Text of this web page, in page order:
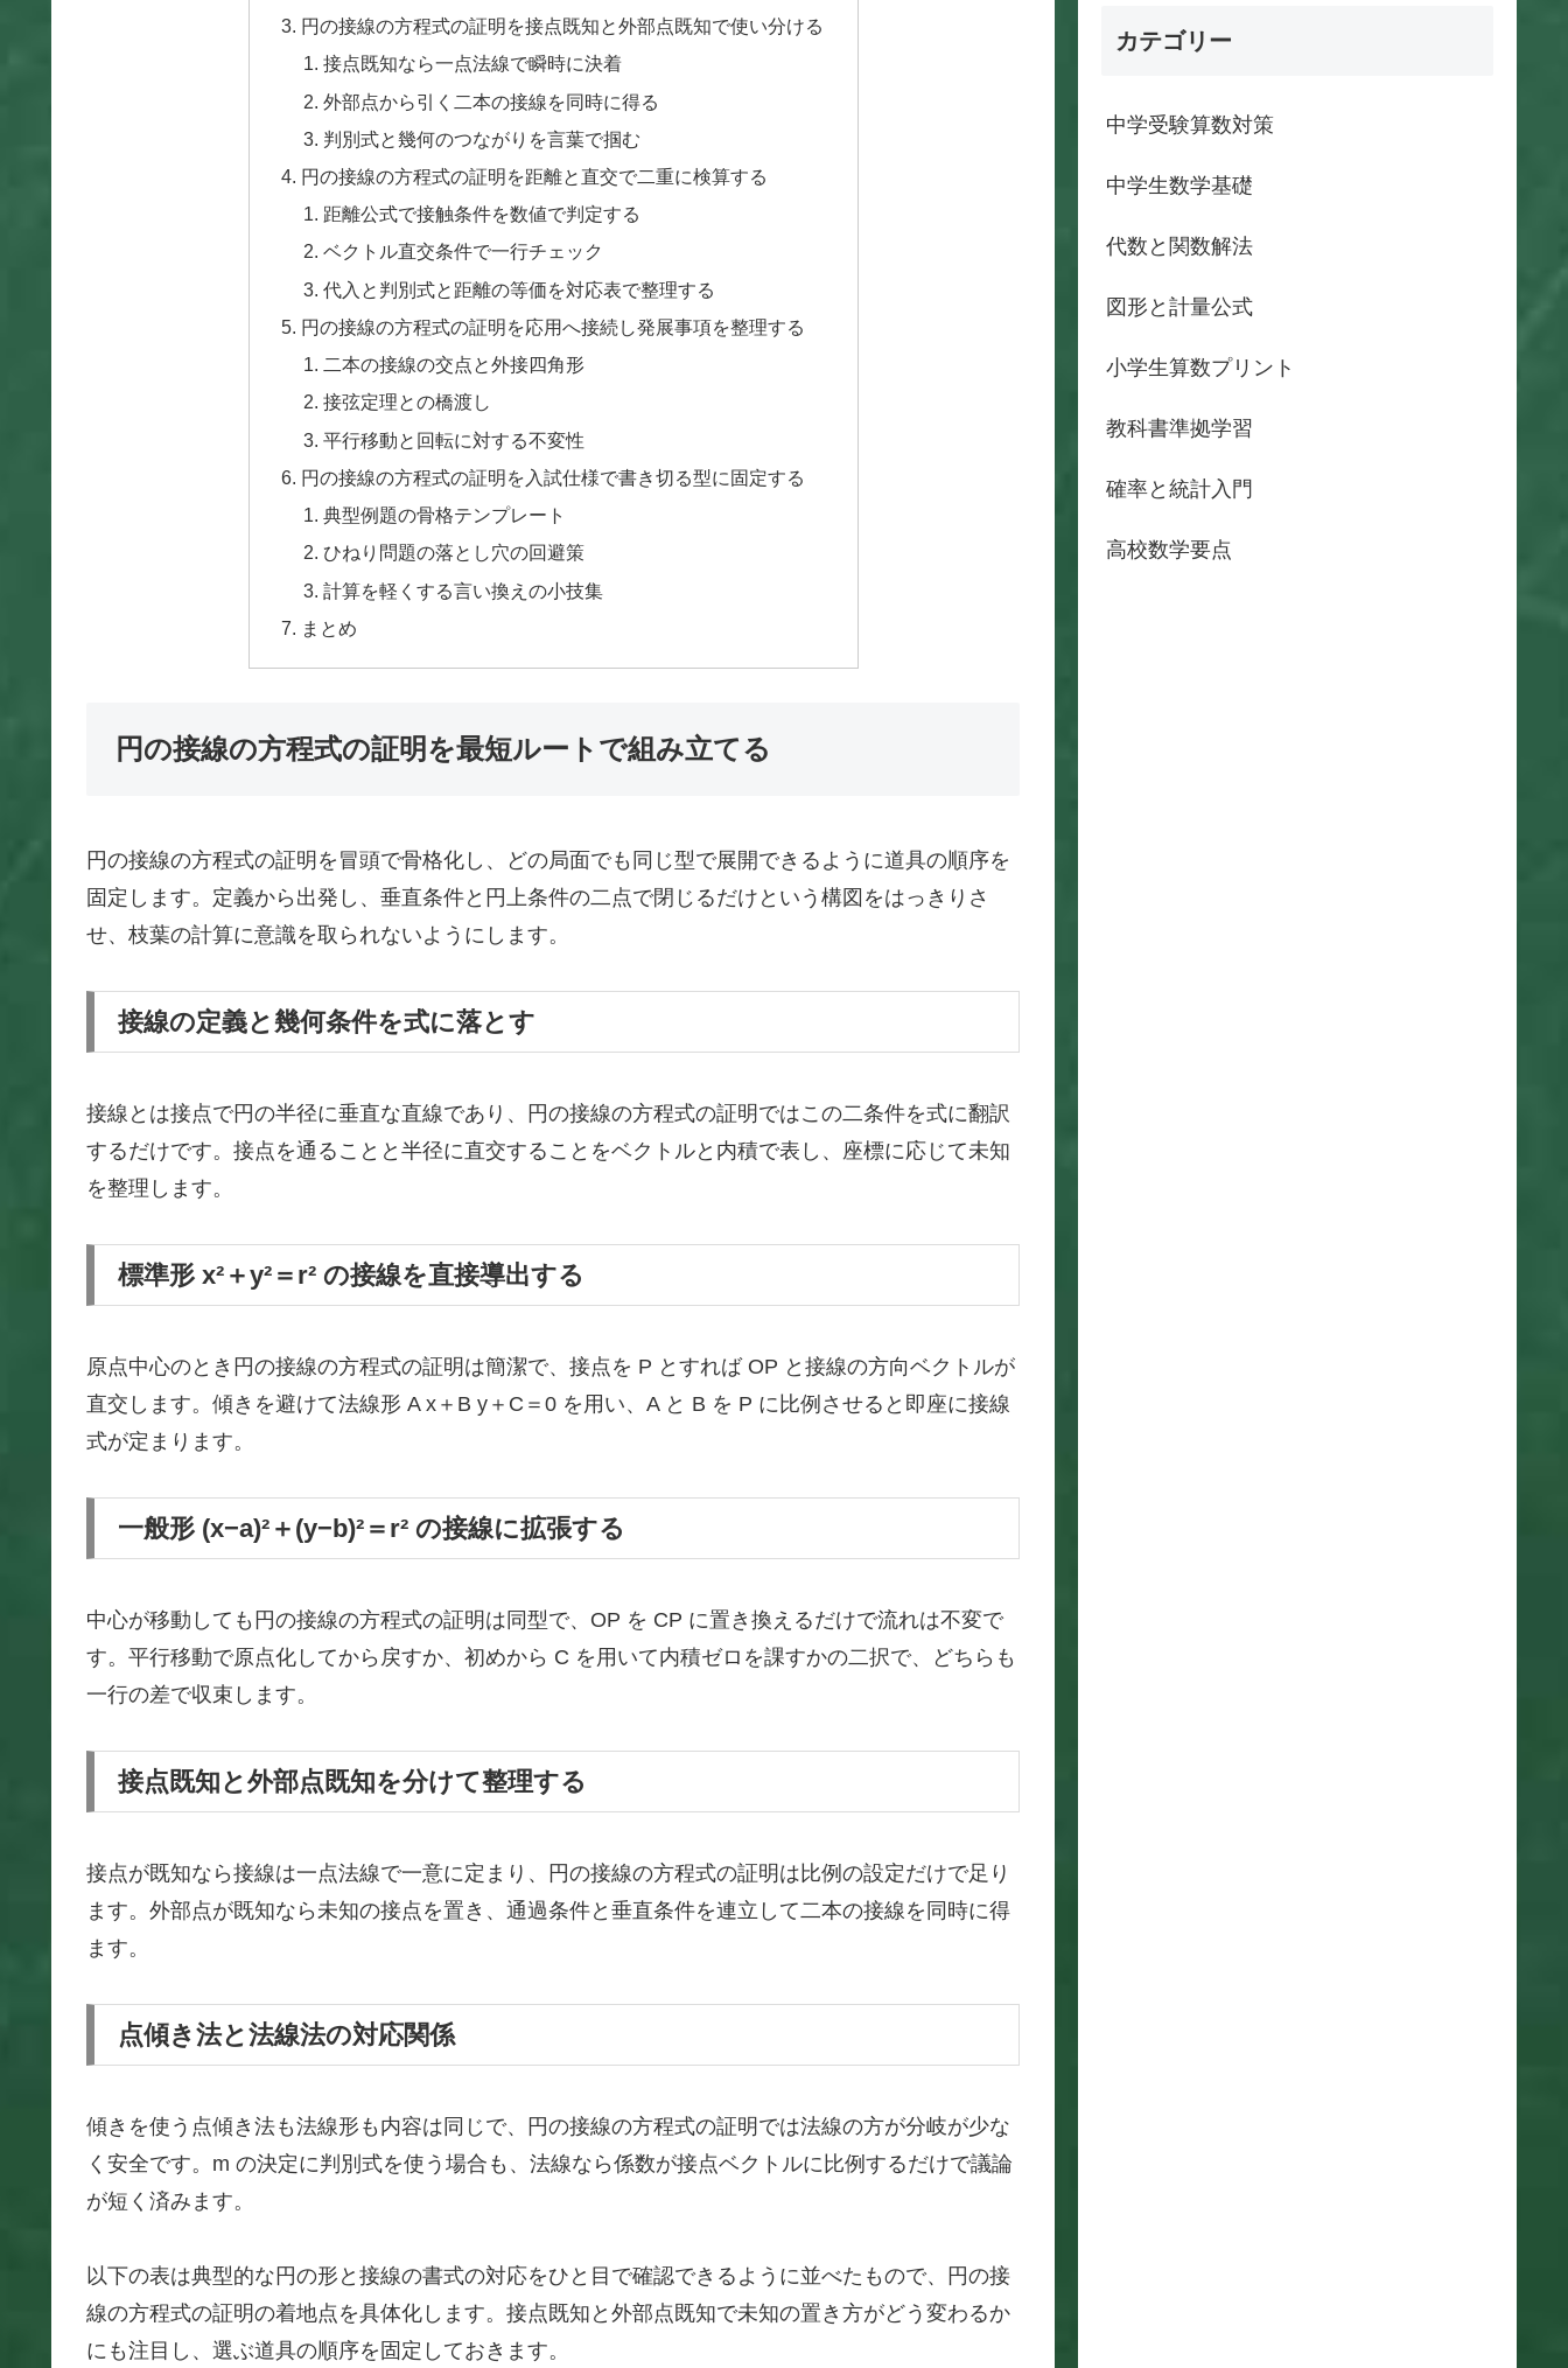
円の接線の方程式の証明を接点既知と外部点既知で使い分ける
接点既知なら一点法線で瞬時に決着
外部点から引く二本の接線を同時に得る
判別式と幾何のつながりを言葉で掴む
円の接線の方程式の証明を距離と直交で二重に検算する
距離公式で接触条件を数値で判定する
ベクトル直交条件で一行チェック
代入と判別式と距離の等価を対応表で整理する
円の接線の方程式の証明を応用へ接続し発展事項を整理する
二本の接線の交点と外接四角形
接弦定理との橋渡し
平行移動と回転に対する不変性
円の接線の方程式の証明を入試仕様で書き切る型に固定する
典型例題の骨格テンプレート
ひねり問題の落とし穴の回避策
計算を軽くする言い換えの小技集
まとめ
円の接線の方程式の証明を最短ルートで組み立てる
円の接線の方程式の証明を冒頭で骨格化し、どの局面でも同じ型で展開できるように道具の順序を
固定します。定義から出発し、垂直条件と円上条件の二点で閉じるだけという構図をはっきりさ
せ、枝葉の計算に意識を取られないようにします。
接線の定義と幾何条件を式に落とす
接線とは接点で円の半径に垂直な直線であり、円の接線の方程式の証明ではこの二条件を式に翻訳
するだけです。接点を通ることと半径に直交することをベクトルと内積で表し、座標に応じて未知
を整理します。
標準形 x²＋y²＝r² の接線を直接導出する
原点中心のとき円の接線の方程式の証明は簡潔で、接点を P とすれば OP と接線の方向ベクトルが
直交します。傾きを避けて法線形 A x＋B y＋C＝0 を用い、A と B を P に比例させると即座に接線
式が定まります。
一般形 (x−a)²＋(y−b)²＝r² の接線に拡張する
中心が移動しても円の接線の方程式の証明は同型で、OP を CP に置き換えるだけで流れは不変で
す。平行移動で原点化してから戻すか、初めから C を用いて内積ゼロを課すかの二択で、どちらも
一行の差で収束します。
接点既知と外部点既知を分けて整理する
接点が既知なら接線は一点法線で一意に定まり、円の接線の方程式の証明は比例の設定だけで足り
ます。外部点が既知なら未知の接点を置き、通過条件と垂直条件を連立して二本の接線を同時に得
ます。
点傾き法と法線法の対応関係
傾きを使う点傾き法も法線形も内容は同じで、円の接線の方程式の証明では法線の方が分岐が少な
く安全です。m の決定に判別式を使う場合も、法線なら係数が接点ベクトルに比例するだけで議論
が短く済みます。
以下の表は典型的な円の形と接線の書式の対応をひと目で確認できるように並べたもので、円の接
線の方程式の証明の着地点を具体化します。接点既知と外部点既知で未知の置き方がどう変わるか
にも注目し、選ぶ道具の順序を固定しておきます。
カテゴリー
中学受験算数対策
中学生数学基礎
代数と関数解法
図形と計量公式
小学生算数プリント
教科書準拠学習
確率と統計入門
高校数学要点